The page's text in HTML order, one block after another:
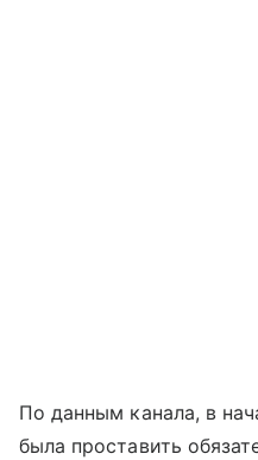
По данным канала, в
была проставить